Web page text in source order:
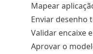
Mapear
Enviar desenho
Validar encaixe
Aprovar o